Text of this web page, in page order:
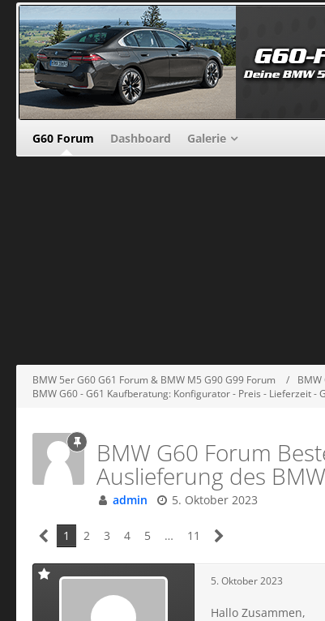
G60 Forum Dashboard Galerie
BMW 5er G60 G61 Forum & BMW M5 G90 G99 Forum
BMW G60 - G61 Kaufberatung: Konfigurator - Preis - Lieferzeit -
BMW G60 Forum
Auslieferung des
admin 5. Oktober 2023
1 2 3 4 5 … 11
5. Oktober 2023
Hallo Zusammen,